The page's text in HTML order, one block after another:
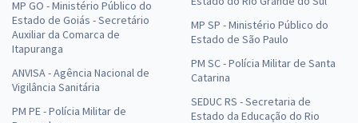
MP GO - Ministério Público do
Estado de Goiás - Secretário
Auxiliar da Comarca de
Itapuranga
ANVISA - Agência Nacional de
Vigilância Sanitária
PM PE - Polícia Militar de
MP SP - Ministério Público do
Estado de São Paulo
PM SC - Polícia Militar de Santa
Catarina
SEDUC RS - Secretaria de
Estado da Educação do Rio